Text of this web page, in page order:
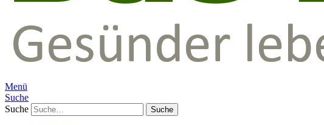
Menü
Suche
Suche